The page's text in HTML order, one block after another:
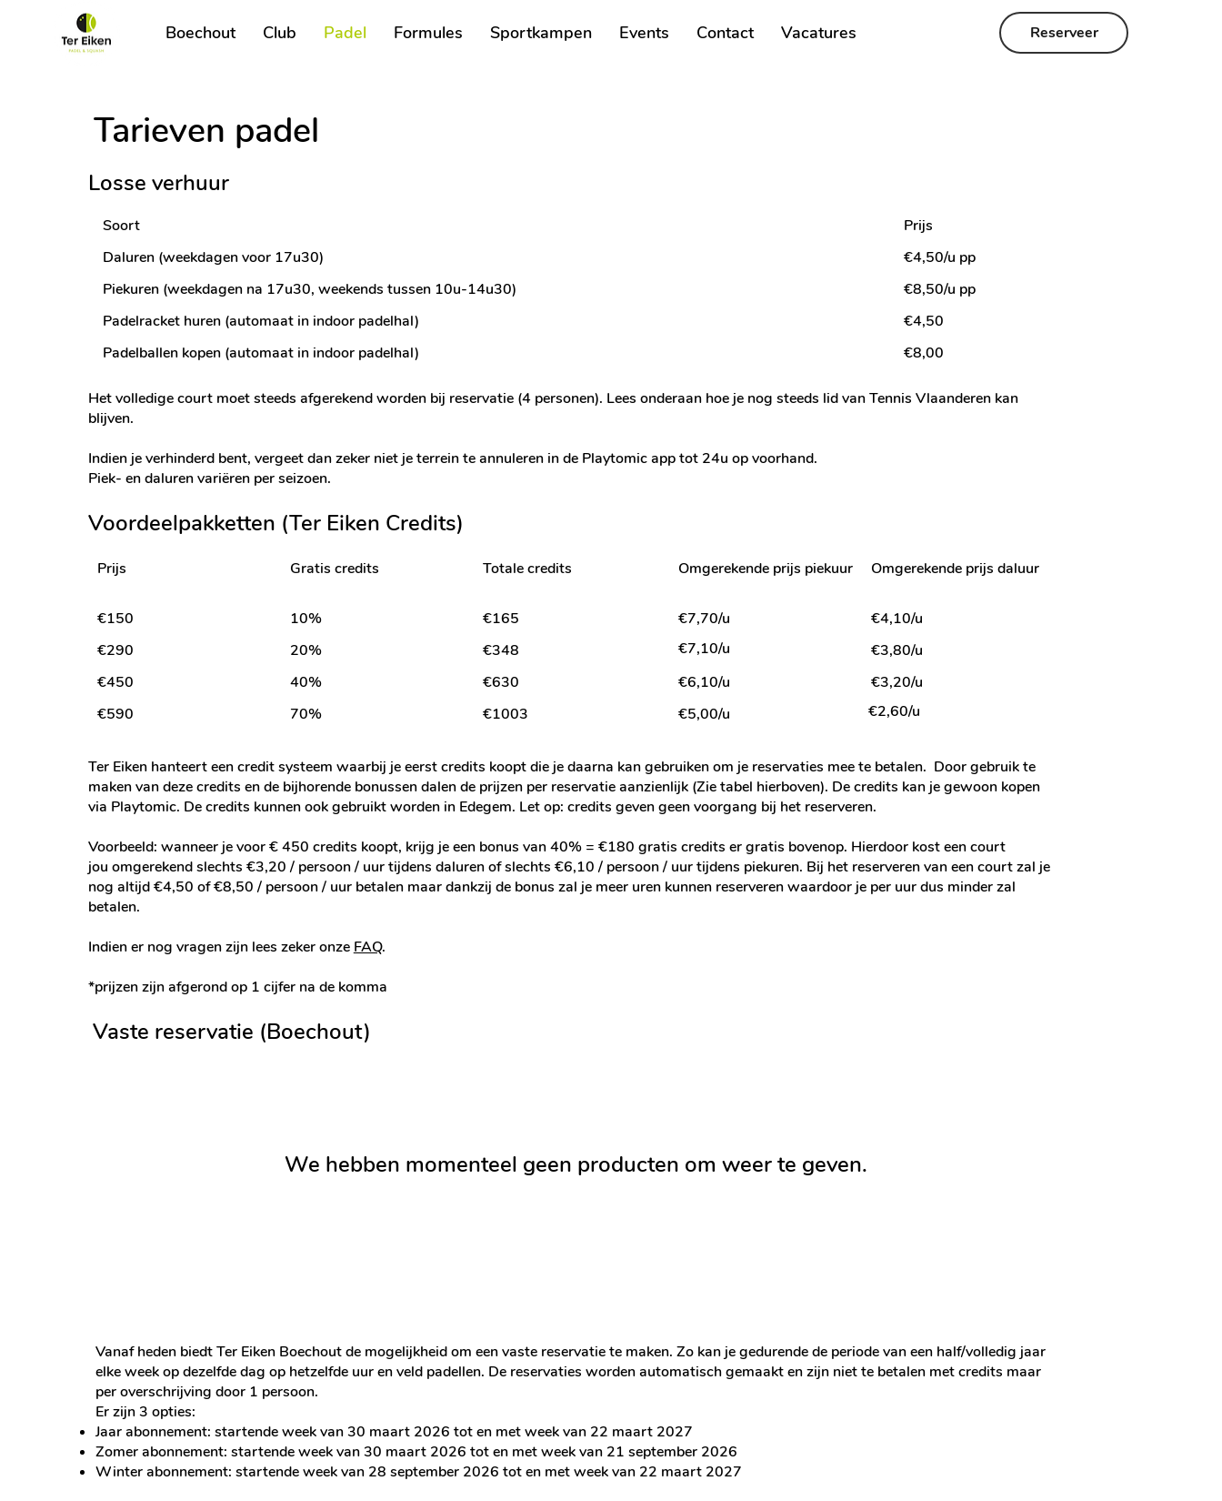
Boechout Club Padel Formules Sportkampen Events Contact Vacatures Reserveer
Tarieven padel
Losse verhuur
Soort
Prijs
Daluren (weekdagen voor 17u30)
€4,50/u pp
Piekuren (weekdagen na 17u30, weekends tussen 10u-14u30)
€8,50/u pp
Padelracket huren (automaat in indoor padelhal)
€4,50
Padelballen kopen (automaat in indoor padelhal)
€8,00
Het volledige court moet steeds afgerekend worden bij reservatie (4 personen). Lees onderaan hoe je nog steeds lid van Tennis Vlaanderen kan
blijven.​
Indien je verhinderd bent, vergeet dan zeker niet je terrein te annuleren in de Playtomic app tot 24u op voorhand.
Piek- en daluren variëren per seizoen.
Voordeelpakketten (Ter Eiken Credits)
Prijs Omgerekende prijs daluur
Gratis credits Totale credits Omgerekende prijs piekuur
€150 €4,10/u
10% €165
€7,70/u
€290
€3,80/u
20% €348
€7,10/u
€450
€3,20/u
40% €630
€6,10/u
€590
€2,60/u
70% €1003 €5,00/u
Ter Eiken hanteert een credit systeem waarbij je eerst credits koopt die je daarna kan gebruiken om je reservaties mee te betalen. Door gebruik te
maken van deze credits en de bijhorende bonussen dalen de prijzen per reservatie aanzienlijk (Zie tabel hierboven). De credits kan je gewoon kopen
via Playtomic. De credits kunnen ook gebruikt worden in Edegem. Let op: credits geven geen voorgang bij het reserveren.
Voorbeeld: wanneer je voor € 450 credits koopt, krijg je een bonus van 40% = €180 gratis credits er gratis bovenop. Hierdoor kost een court
jou omgerekend slechts €3,20 / persoon / uur tijdens daluren of slechts €6,10 / persoon / uur tijdens piekuren. Bij het reserveren van een court zal je
nog altijd €4,50 of €8,50 / persoon / uur betalen maar dankzij de bonus zal je meer uren kunnen reserveren waardoor je per uur dus minder zal
betalen.
Indien er nog vragen zijn lees zeker onze FAQ.
*prijzen zijn afgerond op 1 cijfer na de komma
Vaste reservatie (Boechout)
We hebben momenteel geen producten om weer te geven.
Vanaf heden biedt Ter Eiken Boechout de mogelijkheid om een vaste reservatie te maken. Zo kan je gedurende de periode van een half/volledig jaar
elke week op dezelfde dag op hetzelfde uur en veld padellen. De reservaties worden automatisch gemaakt en zijn niet te betalen met credits maar
per overschrijving door 1 persoon.
Er zijn 3 opties:
Jaar abonnement: startende week van 30 maart 2026 tot en met week van 22 maart 2027
Zomer abonnement: startende week van 30 maart 2026 tot en met week van 21 september 2026
Winter abonnement: startende week van 28 september 2026 tot en met week van 22 maart 2027